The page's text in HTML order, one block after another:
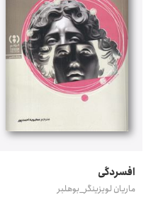
افسردگی
ماریان لویزینگر_بوهلبر